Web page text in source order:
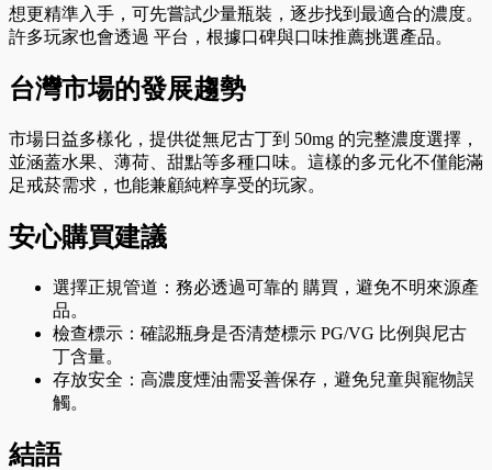
想更精準入手，可先嘗試少量瓶裝，逐步找到最適合的濃度。
許多玩家也會透過 平台，根據口碑與口味推薦挑選產品。
台灣市場的發展趨勢
市場日益多樣化，提供從無尼古丁到 50mg 的完整濃度選擇，
並涵蓋水果、薄荷、甜點等多種口味。這樣的多元化不僅能滿
足戒菸需求，也能兼顧純粹享受的玩家。
安心購買建議
選擇正規管道：務必透過可靠的 購買，避免不明來源產
品。
檢查標示：確認瓶身是否清楚標示 PG/VG 比例與尼古
丁含量。
存放安全：高濃度煙油需妥善保存，避免兒童與寵物誤
觸。
結語